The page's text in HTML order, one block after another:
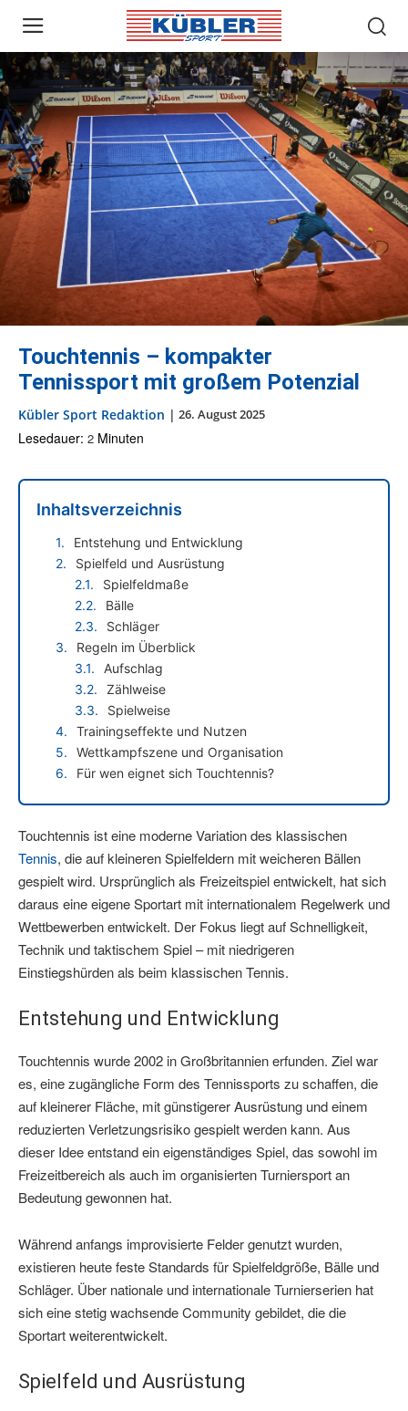
Touchtennis – kompakter
Tennissport mit großem Potenzial
Kübler Sport Redaktion | 26. August 2025
Lesedauer: 2 Minuten
Inhaltsverzeichnis
Entstehung und Entwicklung
Spielfeld und Ausrüstung
Spielfeldmaße
Bälle
Schläger
Regeln im Überblick
Aufschlag
Zählweise
Spielweise
Trainingseffekte und Nutzen
Wettkampfszene und Organisation
Für wen eignet sich Touchtennis?
Touchtennis ist eine moderne Variation des klassischen
Tennis, die auf kleineren Spielfeldern mit weicheren Bällen
gespielt wird. Ursprünglich als Freizeitspiel entwickelt, hat sich
daraus eine eigene Sportart mit internationalem Regelwerk und
Wettbewerben entwickelt. Der Fokus liegt auf Schnelligkeit,
Technik und taktischem Spiel – mit niedrigeren
Einstiegshürden als beim klassischen Tennis.
Entstehung und Entwicklung
Touchtennis wurde 2002 in Großbritannien erfunden. Ziel war
es, eine zugängliche Form des Tennissports zu schaffen, die
auf kleinerer Fläche, mit günstigerer Ausrüstung und einem
reduzierten Verletzungsrisiko gespielt werden kann. Aus
dieser Idee entstand ein eigenständiges Spiel, das sowohl im
Freizeitbereich als auch im organisierten Turniersport an
Bedeutung gewonnen hat.
Während anfangs improvisierte Felder genutzt wurden,
existieren heute feste Standards für Spielfeldgröße, Bälle und
Schläger. Über nationale und internationale Turnierserien hat
sich eine stetig wachsende Community gebildet, die die
Sportart weiterentwickelt.
Spielfeld und Ausrüstung